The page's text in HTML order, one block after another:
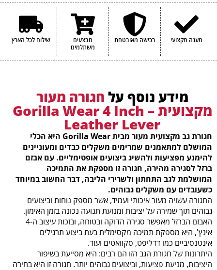
מענה מקצועי רכישה מאובטחת
מבצעים
משתלמים
שילוח לכל הארץ
מידע נוסף על חגורה מעור
מקצועית – Gorilla Wear 4 Inch
Leather Lever
חגורת גב מקצועית מעור מבית Gorilla Wear היא הכלי
המושלם למתאמנים שמרימים משקלים כבדים ומעוניינים
להימנע מפציעות ולהשיג ביצועים אופטימליים. עם אבזם
ברזל לסגירה מהירה, חגורה זו מספקת את התמיכה
המושלמת לגב התחתון ולשרירי הליבה, דבר החשוב במיוחד
כשעובדים עם משקלים גבוהים.
החגורה עשויה מעור איכותי ועמיד, אשר מספק נוחות וביצועים
גבוהים תוך שמירה על יציבות ומנועת תנועה נכונה בזמן האימון.
האבזם הברזל מאפשר סגירה הדוקה ובטוחה, ובזכות עיצוב ה-4
אינץ', היא מספקת תמיכה מקסימלית בעת ביצוע תרגילים
אינטנסיביים כמו דדליפט, סקוואטים ועוד.
היתרונות של חגורת הגב הזו הם רבים: היא מסייעת בשיפור
היציבות, מניעת פציעות, וביצועים גבוהים יותר. חגורה זו היא בחירה